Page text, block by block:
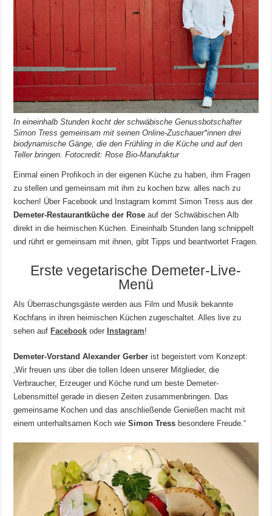
In eineinhalb Stunden kocht der schwäbische Genussbotschafter
Simon Tress gemeinsam mit seinen Online-Zuschauer*innen drei
biodynamische Gänge, die den Frühling in die Küche und auf den
Teller bringen. Fotocredit: Rose Bio-Manufaktur
Einmal einen Profikoch in der eigenen Küche zu haben, ihm Fragen
zu stellen und gemeinsam mit ihm zu kochen bzw. alles nach zu
kochen! Über Facebook und Instagram kommt Simon Tress aus der
Demeter-Restaurantküche der Rose auf der Schwäbischen Alb
direkt in die heimischen Küchen. Eineinhalb Stunden lang schnippelt
und rührt er gemeinsam mit ihnen, gibt Tipps und beantwortet Fragen.
Erste vegetarische Demeter-Live-
Menü
Als Überraschungsgäste werden aus Film und Musik bekannte
Kochfans in ihren heimischen Küchen zugeschaltet. Alles live zu
sehen auf Facebook oder Instagram!
Demeter-Vorstand Alexander Gerber ist begeistert vom Konzept:
‚Wir freuen uns über die tollen Ideen unserer Mitglieder, die
Verbraucher, Erzeuger und Köche rund um beste Demeter-
Lebensmittel gerade in diesen Zeiten zusammenbringen. Das
gemeinsame Kochen und das anschließende Genießen macht mit
einem unterhaltsamen Koch wieSimon Tress besondere Freude.“